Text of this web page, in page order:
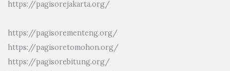
https://pagisorejakarta.org/
https://pagisorementeng.org/
https://pagisoretomohon.org/
https://pagisorebitung.org/